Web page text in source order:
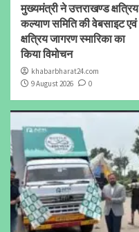
मुख्यमंत्री ने उत्तराखण्ड क्षत्रिय
कल्याण समिति की वेबसाइट एवं
क्षत्रिय जागरण स्मारिका का
किया विमोचन
khabarbharat24.com
9 August 2026
0